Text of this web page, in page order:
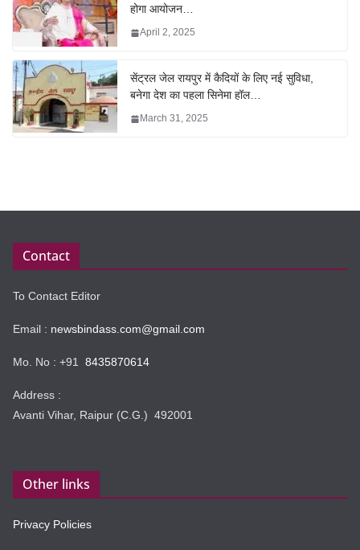
होगा आयोजन…
April 2, 2025
सेंट्रल जेल रायपुर में कैदियों के लिए नई सुविधा,
बनेगा देश का पहला सिनेमा हॉल…
March 31, 2025
Contact
To Contact Editor
Email : newsbindass.com@gmail.com
Mo. No : +91 8435870614
Address :
Avanti Vihar, Raipur (C.G.) 492001
Other links
Privacy Policies